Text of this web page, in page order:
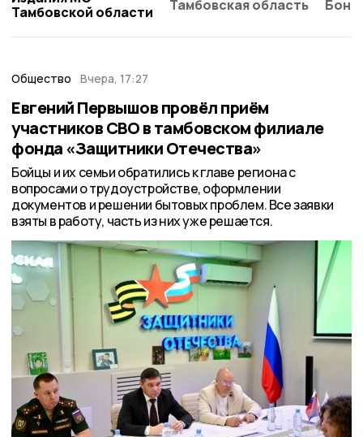
Тамбовской области
Тамбовская область
Общество Вчера, 17:27
Евгений Первышов провёл приём
участников СВО в тамбовском филиале
фонда «Защитники Отечества»
Бойцы и их семьи обратились к главе региона с
вопросами о трудоустройстве, оформлении
документов и решении бытовых проблем. Все заявки
взяты в работу, часть из них уже решается.